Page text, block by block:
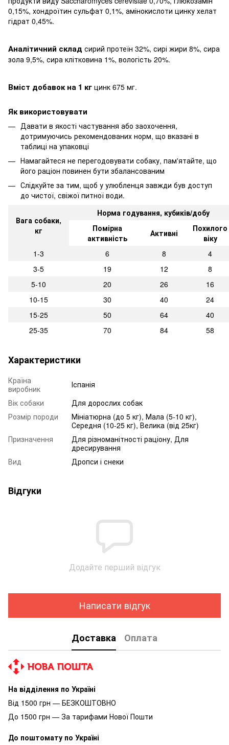
0,15%, хондроїтин сульфат 0,1%, амінокислоти цинку хелат
гідрат 0,45%.
Аналітичний склад сирий протеїн 32%, сирі жири 8%, сира
зола 9,5%, сира клітковина 1%, вологість 20%.
Вміст добавок на 1 кг цинк 675 мг.
Як використовувати
Давати в якості частування або заохочення,
дотримуючись рекомендованих норм, що вказані в
таблиці на упаковці
Намагайтеся не перегодовувати собаку, пам'ятайте, що
його раціон повинен бути збалансованим
Слідкуйте за тим, щоб у улюбленця завжди був доступ
до чистої, свіжої питної води.
Вага собаки,
кг
Норма годування, кубиків/добу
Помірна
активність
Активні
Похилого
віку
1-3
6 8
4
3-5
19 12
8
5-10
20 26
16
10-15
30 40
24
15-25
50 64
40
25-35
70 84 58
Характеристики
Країна
виробник
Іспанія
Вік собаки
Для дорослих собак
Розмір породи
Мініатюрна (до 5 кг), Мала (5-10 кг),
Середня (10-25 кг), Велика (від 25кг)
Призначення
Для різноманітності раціону, Для
дресирування
Вид
Дропси і снеки
Відгуки
Додайте перший відгук
Написати відгук
Доставка Оплата
На відділення по Україні
Від 1500 грн — БЕЗКОШТОВНО
До 1500 грн — За тарифами Нової Пошти
До поштомату по Україні